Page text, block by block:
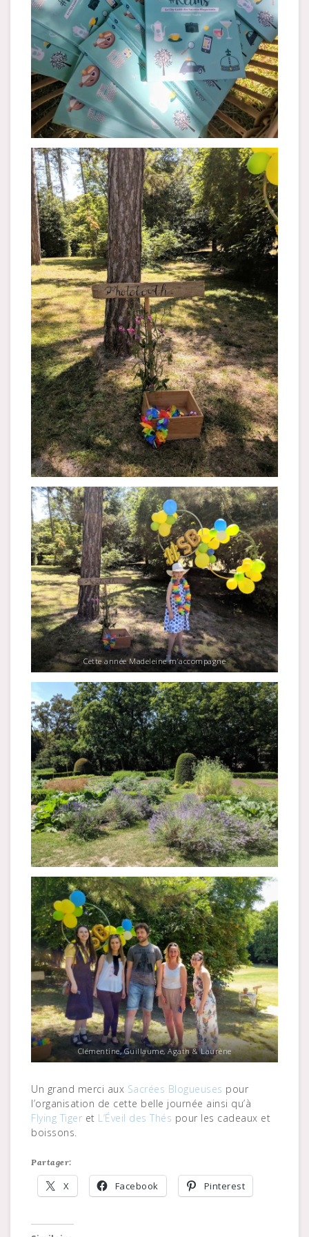
Cette année Madeleine m’accompagne
Clémentine, Guillaume, Agath & Laurène
Un grand merci aux Sacrées Blogueuses pour
l’organisation de cette belle journée ainsi qu’à
Flying Tiger et L’Éveil des Thés pour les cadeaux et
boissons.
Partager:
X Facebook Pinterest